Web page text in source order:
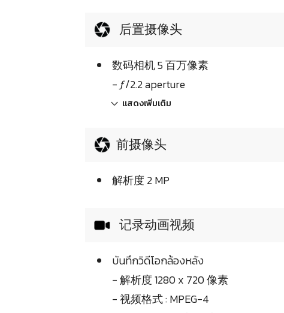
后置摄像头
数码相机 5 百万像素
- ƒ/2.2 aperture
แสดงเพิ่มเติม
前摄像头
解析度 2 MP
记录动画视频
บันทึกวิดีโอกล้องหลัง
- 解析度 1280 x 720 像素
- 视频格式 : MPEG-4